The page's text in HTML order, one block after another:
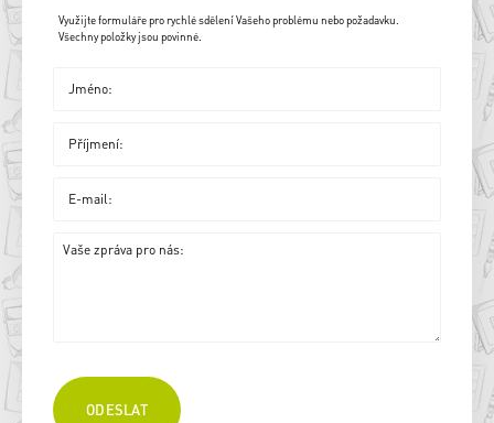
Využijte formuláře pro rychlé sdělení Vašeho problému nebo požadavku.
Všechny položky jsou povinné.